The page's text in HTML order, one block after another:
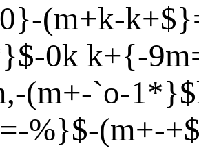
0}-(m+k-k+$}
$-0k k+{-9m
,-(m+-`o-1*}
=-%}$-(m+-